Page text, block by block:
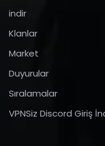
indir
Klanlar
Market
Duyurular
Sıralamalar
VPNSiz Discord Giriş